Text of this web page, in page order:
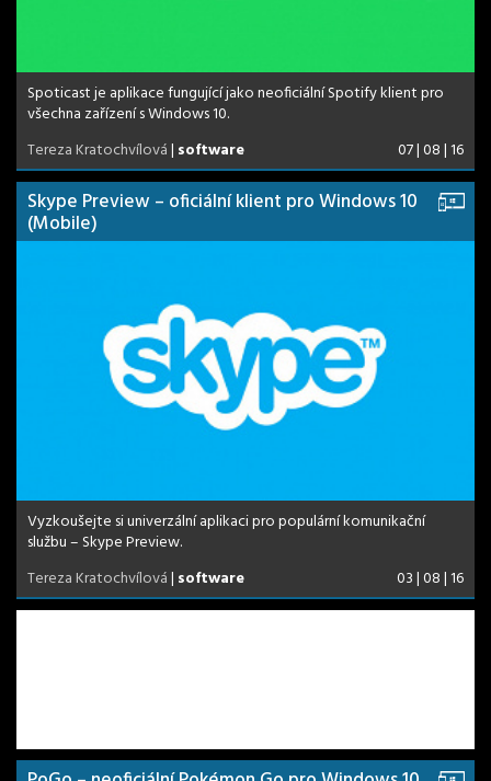
Spoticast je aplikace fungující jako neoficiální Spotify klient pro
všechna zařízení s Windows 10.
Tereza Kratochvílová| software 07 | 08 | 16
Skype Preview – oficiální klient pro Windows 10
(Mobile)
Vyzkoušejte si univerzální aplikaci pro populární komunikační
službu – Skype Preview.
Tereza Kratochvílová| software 03 | 08 | 16